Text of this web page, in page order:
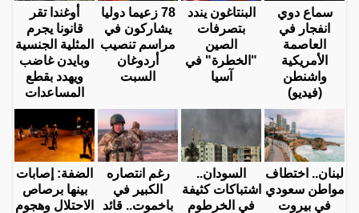
سماع دوي
انفجار في
العاصمة
الأمريكية
واشنطن
(فيديو)
البنتاغون يندد
بتصرفات
الصين
"الخطرة" في
آسيا
78 زعيما دوليا
يشاركون في
مراسم تنصيب
أردوغان
السبت
أوغندا تقر
قانونا يجرم
المثلية الجنسية
وبايدن غاضب
ويهدد بقطع
المساعدات
لبنان.. اختطاف
مواطن سعودي
في بيروت
السودان..
اشتباكات كثيفة
في الخرطوم
رغم انتصاره
الكبير في
باخموت.. قائد
الضفة: إصابات
بينها برصاص
الاحتلال وهجوم